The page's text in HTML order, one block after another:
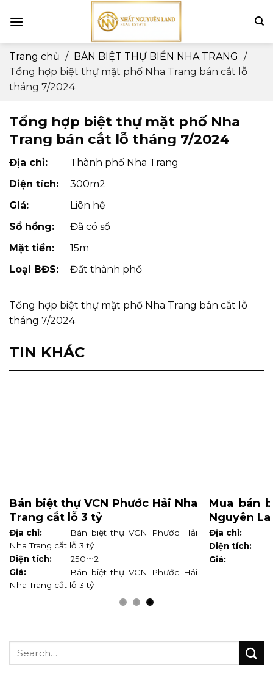
Trang chủ / BÁN BIỆT THỰ BIỂN NHA TRANG /
Tổng hợp biệt thự mặt phố Nha Trang bán cắt lỗ
tháng 7/2024
Tổng hợp biệt thự mặt phố Nha
Trang bán cắt lỗ tháng 7/2024
Địa chỉ:
Thành phố Nha Trang
Diện tích:
300m2
Giá:
Liên hệ
Sổ hồng:
Đã có sổ
Mặt tiền:
15m
Loại BĐS:
Đất thành phố
Tổng hợp biệt thự mặt phố Nha Trang bán cắt lỗ
tháng 7/2024
TIN KHÁC
Bán biệt thự VCN Phước Hải Nha
Trang cắt lỗ 3 tỷ
Địa chỉ:
Bán biệt thự VCN Phước Hải
Nha Trang cắt lỗ 3 tỷ
Diện tích:
250m2
Giá:
Bán biệt thự VCN Phước Hải
Nha Trang cắt lỗ 3 tỷ
Mua bán
Nguyên
Địa chỉ:
Diện tích:
Giá: